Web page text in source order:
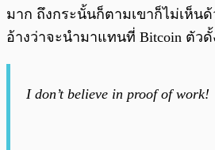
มาก ถึงกระนั้นก็ตามเขาก็ไม่เห็น
อ้างว่าจะนำมาแทนที่ Bitcoin ตัวดั้
I don’t believe in proof of work!